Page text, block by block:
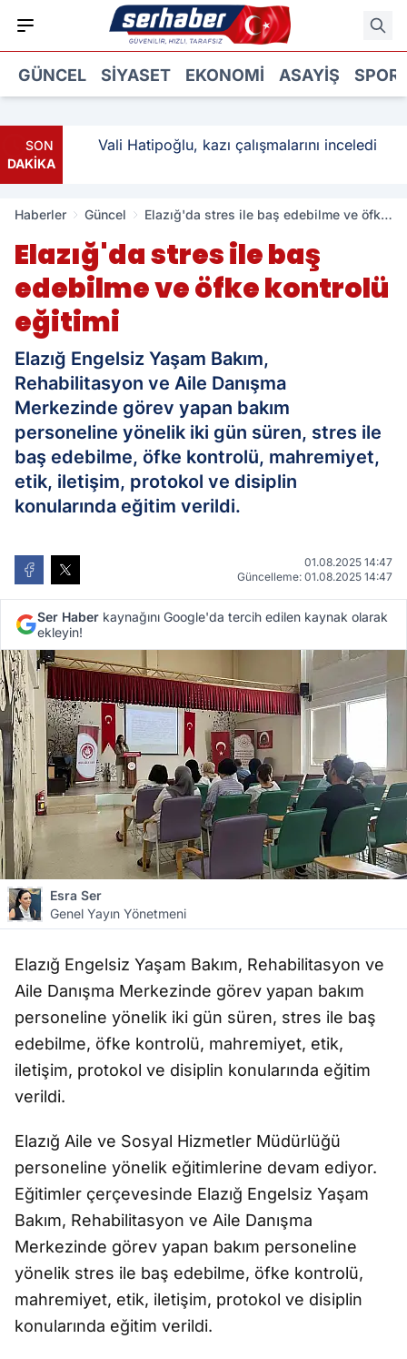
GÜNCEL SIYASET EKONOMI ASAYIŞ SPOR
SON
DAKİKA
Vali Hatipoğlu, kazı çalışmalarını inceledi
Haberler Güncel
Elazığ'da stres ile baş edebilme ve öfke
Elazığ'da stres ile baş
edebilme ve öfke kontrolü
eğitimi
Elazığ Engelsiz Yaşam Bakım,
Rehabilitasyon ve Aile Danışma
Merkezinde görev yapan bakım
personeline yönelik iki gün süren, stres ile
baş edebilme, öfke kontrolü, mahremiyet,
etik, iletişim, protokol ve disiplin
konularında eğitim verildi.
01.08.2025 14:47
Güncelleme: 01.08.2025 14:47
Ser Haber kaynağını Google'da tercih edilen kaynak olarak
ekleyin!
Esra Ser
Genel Yayın Yönetmeni
Elazığ Engelsiz Yaşam Bakım, Rehabilitasyon ve
Aile Danışma Merkezinde görev yapan bakım
personeline yönelik iki gün süren, stres ile baş
edebilme, öfke kontrolü, mahremiyet, etik,
iletişim, protokol ve disiplin konularında eğitim
verildi.
Elazığ Aile ve Sosyal Hizmetler Müdürlüğü
personeline yönelik eğitimlerine devam ediyor.
Eğitimler çerçevesinde Elazığ Engelsiz Yaşam
Bakım, Rehabilitasyon ve Aile Danışma
Merkezinde görev yapan bakım personeline
yönelik stres ile baş edebilme, öfke kontrolü,
mahremiyet, etik, iletişim, protokol ve disiplin
konularında eğitim verildi.